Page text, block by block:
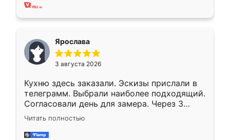
Ярослава
3 августа 2026
Кухню здесь заказали. Эскизы прислали в
телеграмм. Выбрали наиболее подходящий.
Согласовали день для замера. Через 3
недели кухня была уже готова. Остались
довольны работой. Спасибо Ренессанс
мебель за качественную работу!
Читать полностью